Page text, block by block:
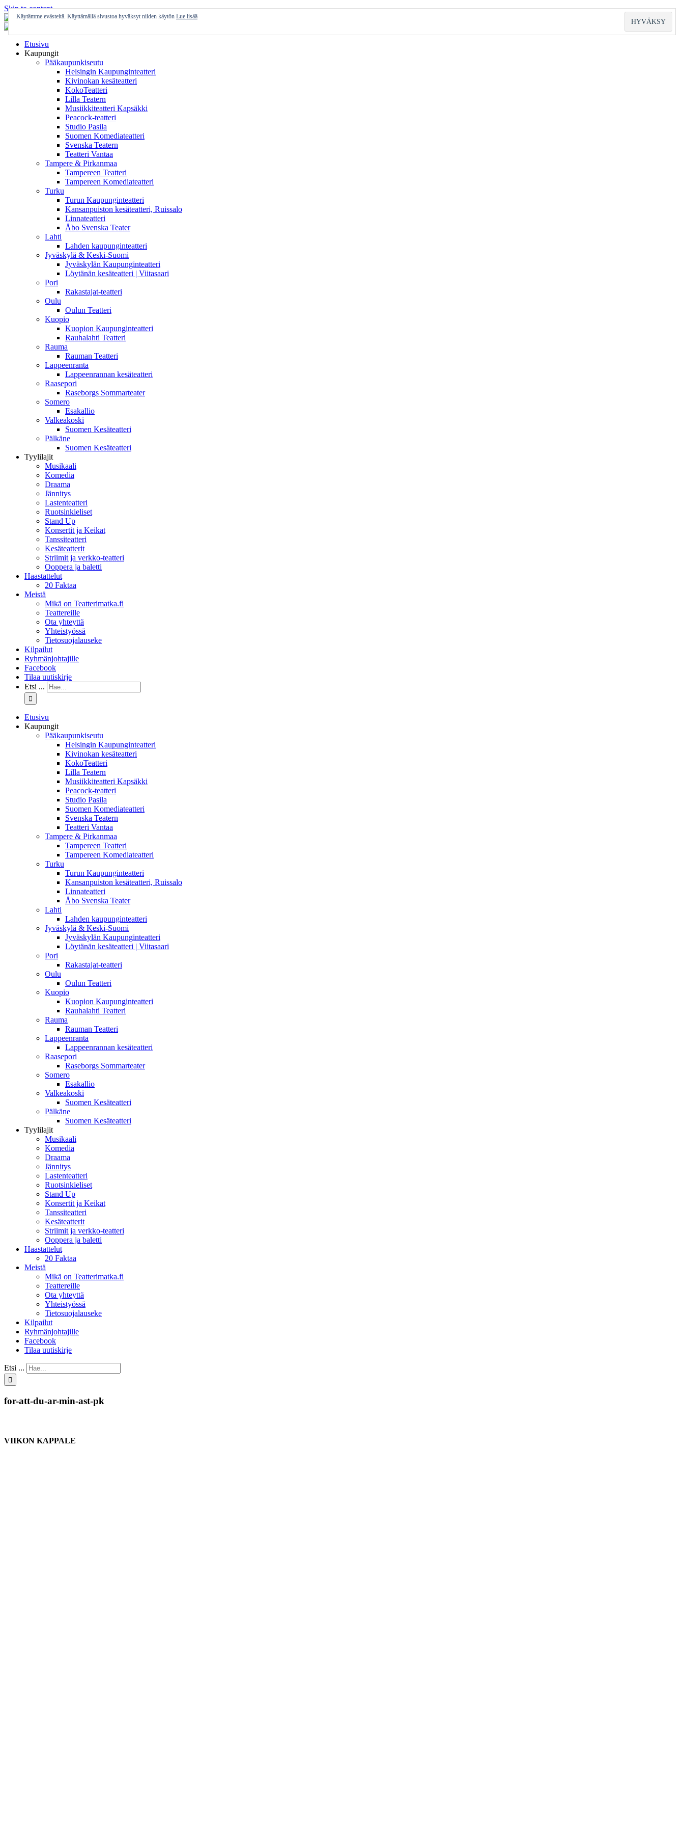
Skip to content
Etusivu
Kaupungit
Pääkaupunkiseutu
Helsingin Kaupunginteatteri
Kivinokan kesäteatteri
KokoTeatteri
Lilla Teatern
Musiikkiteatteri Kapsäkki
Peacock-teatteri
Studio Pasila
Suomen Komediateatteri
Svenska Teatern
Teatteri Vantaa
Tampere & Pirkanmaa
Tampereen Teatteri
Tampereen Komediateatteri
Turku
Turun Kaupunginteatteri
Kansanpuiston kesäteatteri, Ruissalo
Linnateatteri
Åbo Svenska Teater
Lahti
Lahden kaupunginteatteri
Jyväskylä & Keski-Suomi
Jyväskylän Kaupunginteatteri
Löytänän kesäteatteri | Viitasaari
Pori
Rakastajat-teatteri
Oulu
Oulun Teatteri
Kuopio
Kuopion Kaupunginteatteri
Rauhalahti Teatteri
Rauma
Rauman Teatteri
Lappeenranta
Lappeenrannan kesäteatteri
Raasepori
Raseborgs Sommarteater
Somero
Esakallio
Valkeakoski
Suomen Kesäteatteri
Pälkäne
Suomen Kesäteatteri
Tyylilajit
Musikaali
Komedia
Draama
Jännitys
Lastenteatteri
Ruotsinkieliset
Stand Up
Konsertit ja Keikat
Tanssiteatteri
Kesäteatterit
Striimit ja verkko-teatteri
Ooppera ja baletti
Haastattelut
20 Faktaa
Meistä
Mikä on Teatterimatka.fi
Teattereille
Ota yhteyttä
Yhteistyössä
Tietosuojalauseke
Kilpailut
Ryhmänjohtajille
Facebook
Tilaa uutiskirje
Etsi ...
Etusivu
Kaupungit
Pääkaupunkiseutu
Helsingin Kaupunginteatteri
Kivinokan kesäteatteri
KokoTeatteri
Lilla Teatern
Musiikkiteatteri Kapsäkki
Peacock-teatteri
Studio Pasila
Suomen Komediateatteri
Svenska Teatern
Teatteri Vantaa
Tampere & Pirkanmaa
Tampereen Teatteri
Tampereen Komediateatteri
Turku
Turun Kaupunginteatteri
Kansanpuiston kesäteatteri, Ruissalo
Linnateatteri
Åbo Svenska Teater
Lahti
Lahden kaupunginteatteri
Jyväskylä & Keski-Suomi
Jyväskylän Kaupunginteatteri
Löytänän kesäteatteri | Viitasaari
Pori
Rakastajat-teatteri
Oulu
Oulun Teatteri
Kuopio
Kuopion Kaupunginteatteri
Rauhalahti Teatteri
Rauma
Rauman Teatteri
Lappeenranta
Lappeenrannan kesäteatteri
Raasepori
Raseborgs Sommarteater
Somero
Esakallio
Valkeakoski
Suomen Kesäteatteri
Pälkäne
Suomen Kesäteatteri
Tyylilajit
Musikaali
Komedia
Draama
Jännitys
Lastenteatteri
Ruotsinkieliset
Stand Up
Konsertit ja Keikat
Tanssiteatteri
Kesäteatterit
Striimit ja verkko-teatteri
Ooppera ja baletti
Haastattelut
20 Faktaa
Meistä
Mikä on Teatterimatka.fi
Teattereille
Ota yhteyttä
Yhteistyössä
Tietosuojalauseke
Kilpailut
Ryhmänjohtajille
Facebook
Tilaa uutiskirje
Etsi ...
for-att-du-ar-min-ast-pk
VIIKON KAPPALE
Käytämme evästeitä. Käyttämällä sivustoa hyväksyt niiden käytön Lue lisää